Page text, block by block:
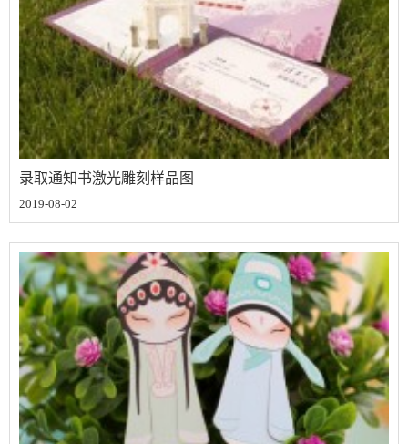
录取通知书激光雕刻样品图
2019-08-02